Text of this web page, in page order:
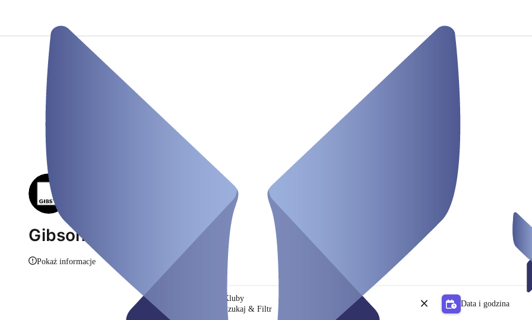
Gibson
Pokaż informacje
Kluby
Szukaj & Filtr
Data i godzina